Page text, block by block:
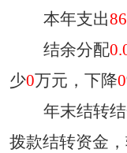
本年支出
结余分配
少0万元，下降0
年末结转
拨款结转资金